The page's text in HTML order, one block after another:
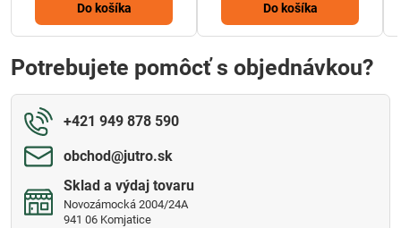
Do košíka Do košíka
Potrebujete pomôcť s objednávkou?
+421 949 878 590
obchod​@jutro​.sk
Sklad a výdaj tovaru
Novozámocká 2004/24A
941 06 Komjatice